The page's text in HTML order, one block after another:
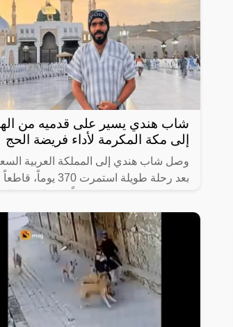
الحادة الذي يقف دوماً بالقرب من ولي العهد
السعودي الأمير محمد بن سلمان ويرافقه
شاب هندي يسير على قدميه من
إلى مكة المكرمة لأداء فريضة الحج
وصل شاب هندي إلى المملكة العربية
بعد رحلة طويلة استمرت 370 يوماً، قاطعاً
الهندية إلى مكة المكرّمة سيراً على